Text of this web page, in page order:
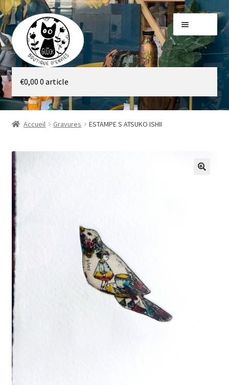
Aller
à
la
navigation
Aller
au
contenu
Galerie
Boutique
€0,00 0 article
Accueil Gravures ESTAMPE S ATSUKO ISHII